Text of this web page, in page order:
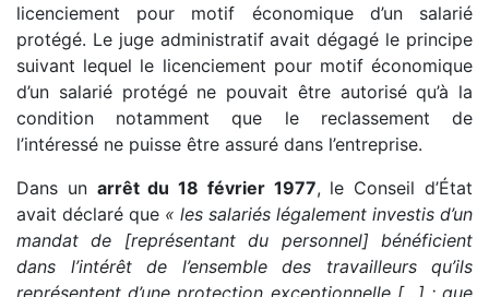
licenciement pour motif économique d’un salarié
protégé. Le juge administratif avait dégagé le principe
suivant lequel le licenciement pour motif économique
d’un salarié protégé ne pouvait être autorisé qu’à la
condition notamment que le reclassement de
l’intéressé ne puisse être assuré dans l’entreprise.
Dans un arrêt du 18 février 1977, le Conseil d’État
avait déclaré que « les salariés légalement investis d’un
mandat de [représentant du personnel] bénéficient
dans l’intérêt de l’ensemble des travailleurs qu’ils